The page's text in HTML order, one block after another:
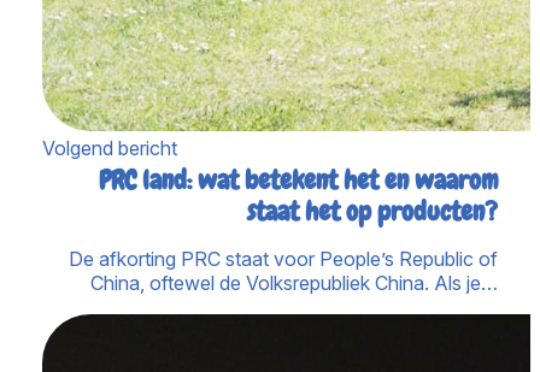
Volgend bericht
PRC land: wat betekent het en waarom
staat het op producten?
De afkorting PRC staat voor People’s Republic of
China, oftewel de Volksrepubliek China. Als je…